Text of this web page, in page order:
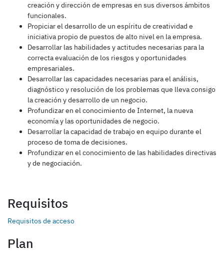
creación y dirección de empresas en sus diversos ámbitos
funcionales.
Propiciar el desarrollo de un espíritu de creatividad e
iniciativa propio de puestos de alto nivel en la empresa.
Desarrollar las habilidades y actitudes necesarias para la
correcta evaluación de los riesgos y oportunidades
empresariales.
Desarrollar las capacidades necesarias para el análisis,
diagnóstico y resolución de los problemas que lleva consigo
la creación y desarrollo de un negocio.
Profundizar en el conocimiento de Internet, la nueva
economía y las oportunidades de negocio.
Desarrollar la capacidad de trabajo en equipo durante el
proceso de toma de decisiones.
Profundizar en el conocimiento de las habilidades directivas
y de negociación.
Requisitos
Requisitos de acceso
Plan